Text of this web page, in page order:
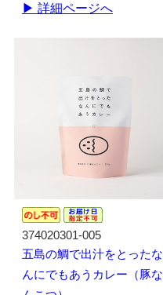
▶ 詳細ページへ
374020301-005
五島の鯛で出汁をとったな
んにでもあうカレー（豚な